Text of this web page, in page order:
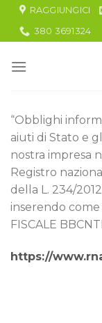
Skip
content
RAGGIUNGICI
380 3691324
“Obblighi
aiuti di Stato e
nostra impresa
Registro
della L. 234/
inserendo come
FISCALE
https://